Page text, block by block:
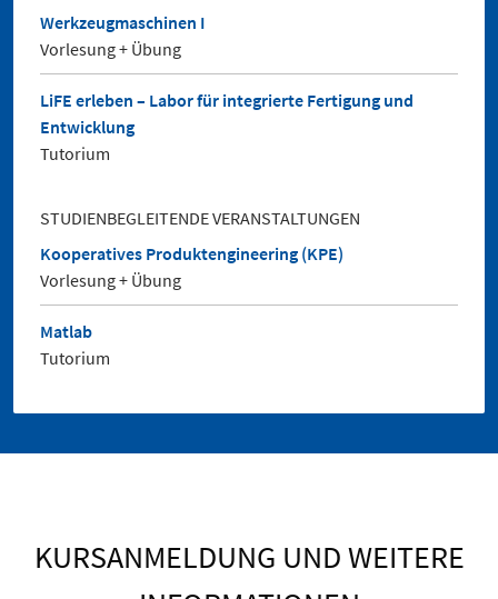
Werkzeugmaschinen I
Vorlesung + Übung
LiFE erleben – Labor für integrierte Fertigung und
Entwicklung
Tutorium
STUDIENBEGLEITENDE VERANSTALTUNGEN
Kooperatives Produktengineering (KPE)
Vorlesung + Übung
Matlab
Tutorium
KURSANMELDUNG UND WEITERE